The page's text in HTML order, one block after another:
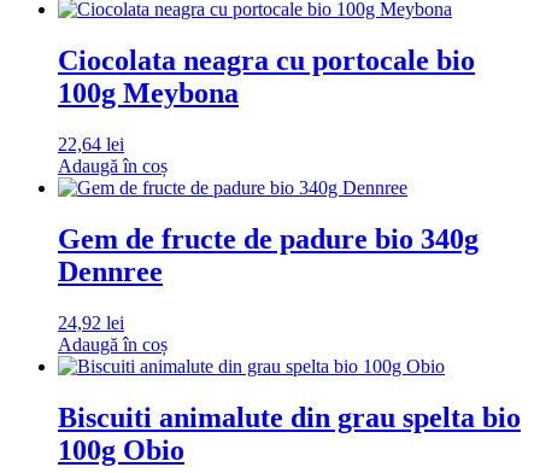
Ciocolata neagra cu portocale bio
100g Meybona
22,64 lei
Adaugă în coș
Gem de fructe de padure bio 340g
Dennree
24,92 lei
Adaugă în coș
Biscuiti animalute din grau spelta bio
100g Obio